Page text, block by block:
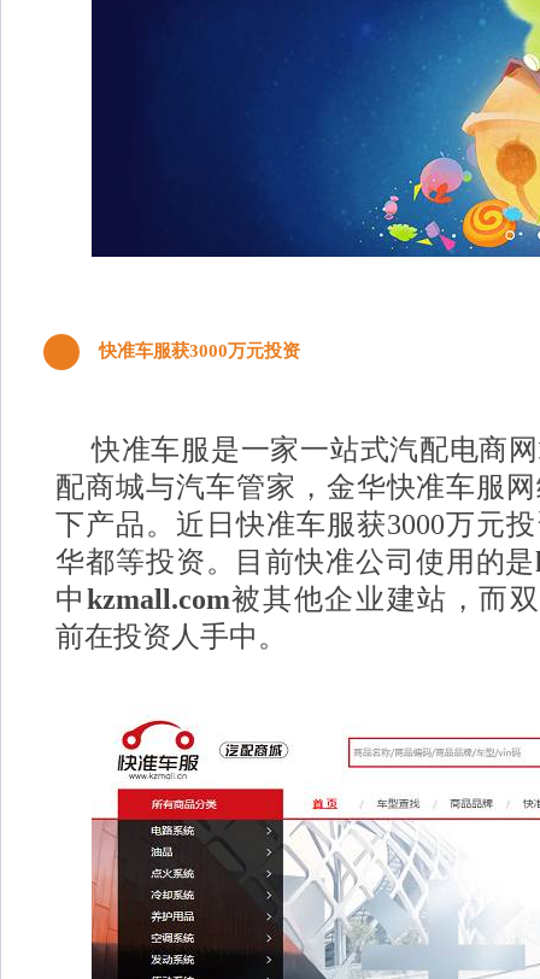
快准车服获3000万元投资
快准车服是一家一站式汽配电商
配商城与汽车管家，金华快准车服
下产品。近日快准车服获3000万元
华都等投资。目前快准公司使用的是
中kzmall.com被其他企业建站，而
前在投资人手中。